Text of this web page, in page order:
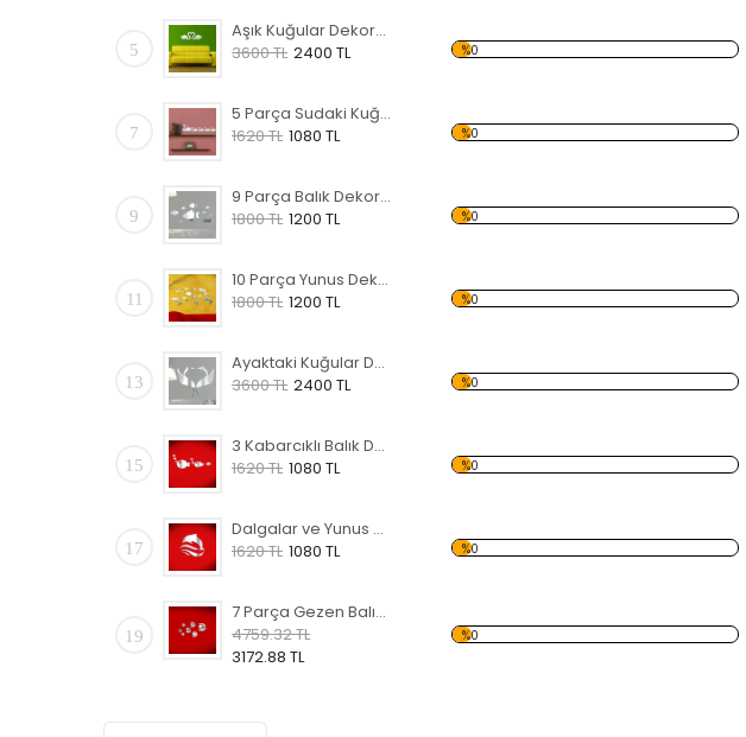
5
Aşık Kuğular Dekoratif Kırılmaz Ayna
3600 TL 2400 TL %0
7
5 Parça Sudaki Kuğu Dekoratif Kırılmaz Ayna
1620 TL 1080 TL %0
9
9 Parça Balık Dekoratif Kırılmaz Ayna
1800 TL 1200 TL %0
11
10 Parça Yunus Dekoratif Kırılmaz Ayna
1800 TL 1200 TL %0
13
Ayaktaki Kuğular Dekoratif Kırılmaz Ayna
3600 TL 2400 TL %0
15
3 Kabarcıklı Balık Dekoratif Kırılmaz Ayna
1620 TL 1080 TL %0
17
Dalgalar ve Yunus Dekoratif Kırılmaz Ayna
1620 TL 1080 TL %0
19
7 Parça Gezen Balıklar Dekoratif Kırılmaz Ayna
4759.32 TL
3172.88 TL
%0